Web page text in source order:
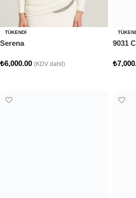
TÜKENDI
Serena
₺6,000.00 (KDV dahil)
9031
₺